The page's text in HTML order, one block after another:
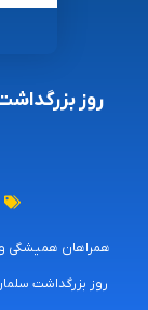
همراهان همیشگی و